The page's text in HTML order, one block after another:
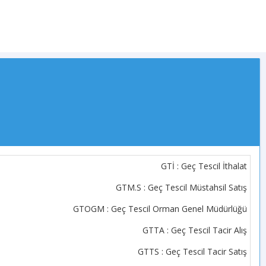
GTİ : Geç Tescil İthalat
GTM.S : Geç Tescil Müstahsil Satış
GTOGM : Geç Tescil Orman Genel Müdürlüğü
GTTA : Geç Tescil Tacir Alış
GTTS : Geç Tescil Tacir Satış